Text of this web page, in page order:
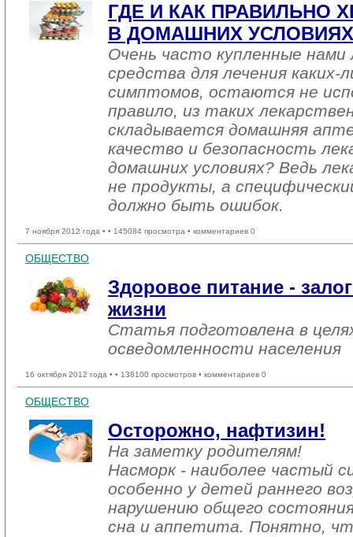
ГДЕ И КАК ПРАВИЛЬНО
В ДОМАШНИХ
Очень часто купленные нами
средства для лечения каких-
симптомов, остаются не
правило, из таких
складывается домашняя
качество и безопасность
домашних условиях? Ведь
не продукты, а
должно быть ошибок.
7 ноября 2012 года • • 145084 просмотра • комментариев 0
ОБЩЕСТВО
Здоровое питание -
жизни
Статья подготовлена в
осведомленности населения
16 октября 2012 года • • 138100 просмотров • комментариев 0
ОБЩЕСТВО
Осторожно, нафтизин!
На заметку родителям!
Насморк - наиболее частый
особенно у детей раннего
нарушению общего
сна и аппетита. Понятно,